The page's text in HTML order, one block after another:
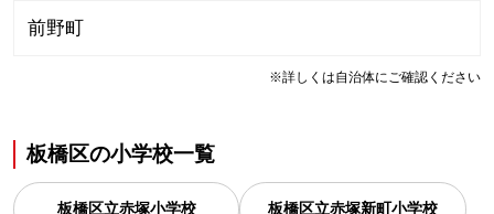
前野町
※詳しくは自治体にご確認ください
板橋区の小学校一覧
板橋区立赤塚小学校 板橋区立赤塚新町小学校